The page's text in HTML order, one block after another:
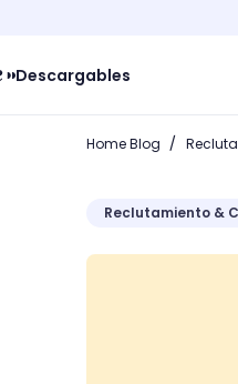
Descargables
Home Blog /
Reclutamiento &
¿Cómo diseñar